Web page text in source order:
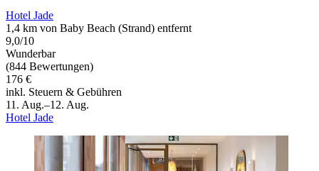
Hotel Jade
1,4 km von Baby Beach (Strand) entfernt
9,0/10
Wunderbar
(844 Bewertungen)
176 €
inkl. Steuern & Gebühren
11. Aug.–12. Aug.
Hotel Jade